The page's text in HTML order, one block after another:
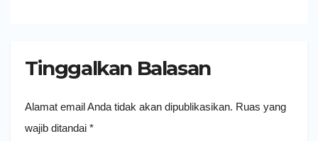
Tinggalkan Balasan
Alamat email Anda tidak akan dipublikasikan. Ruas yang
wajib ditandai *